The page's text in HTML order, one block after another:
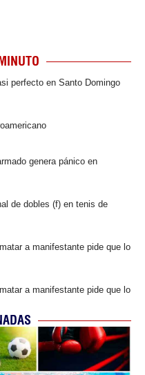
perfecto en Santo Domingo
genera pánico en
de dobles (f) en tenis de
a manifestante pide que lo
a manifestante pide que lo